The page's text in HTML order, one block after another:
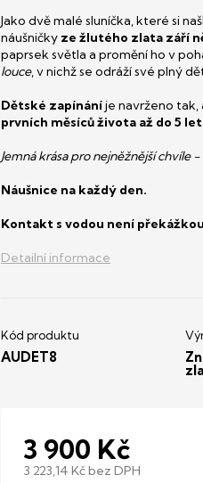
3 900 Kč
3 223,14 Kč bez DPH
Jako dvě malé sluníčka, které si
náušničky ze žlutého zlata září
paprsek světla a promění ho v
louce, v nichž se odráží své plný
Dětské zapínáníje navrženo tak,
prvních měsíců života až do 5
Jemná krása pro nejněžnější
Náušnice na každý den.
Kontakt s vodou není
Detailní informace
AUDET8